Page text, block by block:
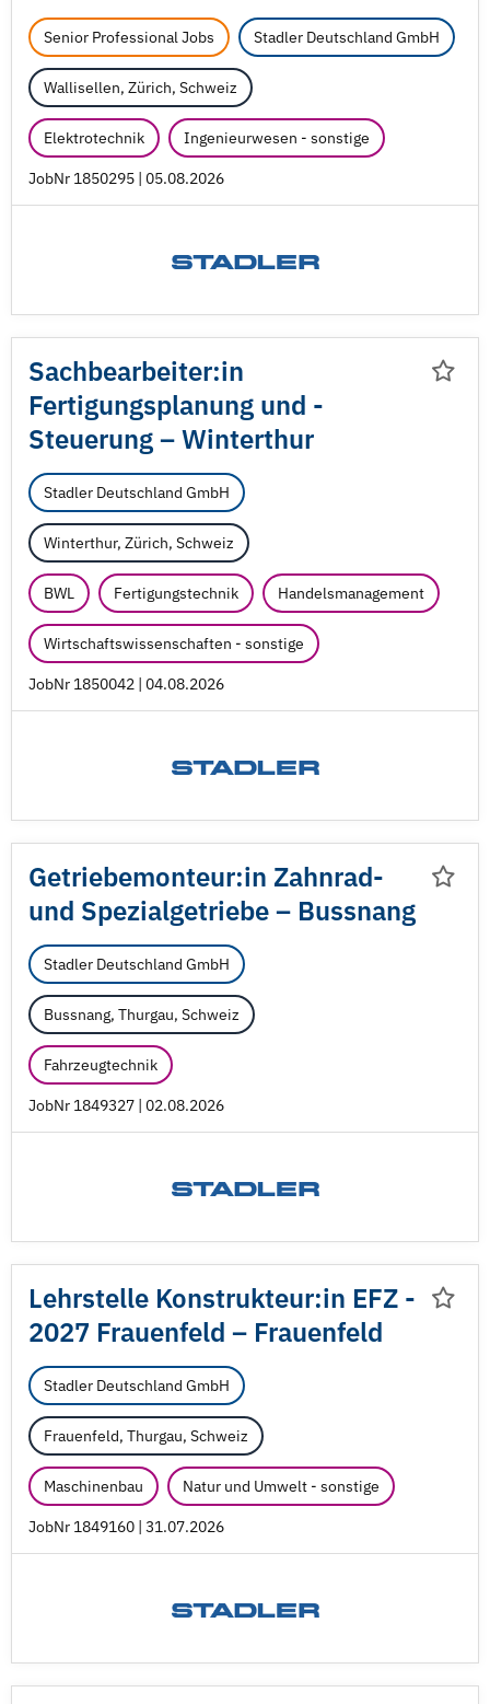
Senior Professional Jobs Stadler Deutschland GmbH
Wallisellen, Zürich, Schweiz
Elektrotechnik Ingenieurwesen - sonstige
JobNr 1850295 | 05.08.2026
Sachbearbeiter:in
Fertigungsplanung und -
Steuerung – Winterthur
Stadler Deutschland GmbH
Winterthur, Zürich, Schweiz
BWL Fertigungstechnik Handelsmanagement
Wirtschaftswissenschaften - sonstige
JobNr 1850042 | 04.08.2026
Getriebemonteur:in Zahnrad-
und Spezialgetriebe – Bussnang
Stadler Deutschland GmbH
Bussnang, Thurgau, Schweiz
Fahrzeugtechnik
JobNr 1849327 | 02.08.2026
Lehrstelle Konstrukteur:in EFZ -
2027 Frauenfeld – Frauenfeld
Stadler Deutschland GmbH
Frauenfeld, Thurgau, Schweiz
Maschinenbau Natur und Umwelt - sonstige
JobNr 1849160 | 31.07.2026